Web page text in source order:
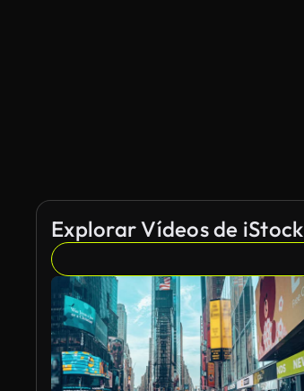
Explorar Vídeos de iStock